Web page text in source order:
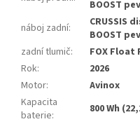
BOOST
náboj zadní:
CRUSSIS
BOOST
zadní tlumič:
FOX Float
Rok:
2026
Motor:
Avinox
Kapacita
baterie:
800 Wh